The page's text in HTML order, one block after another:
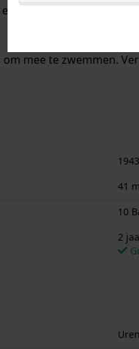
diameter van 41
mee te zwemmen.
41
10
2